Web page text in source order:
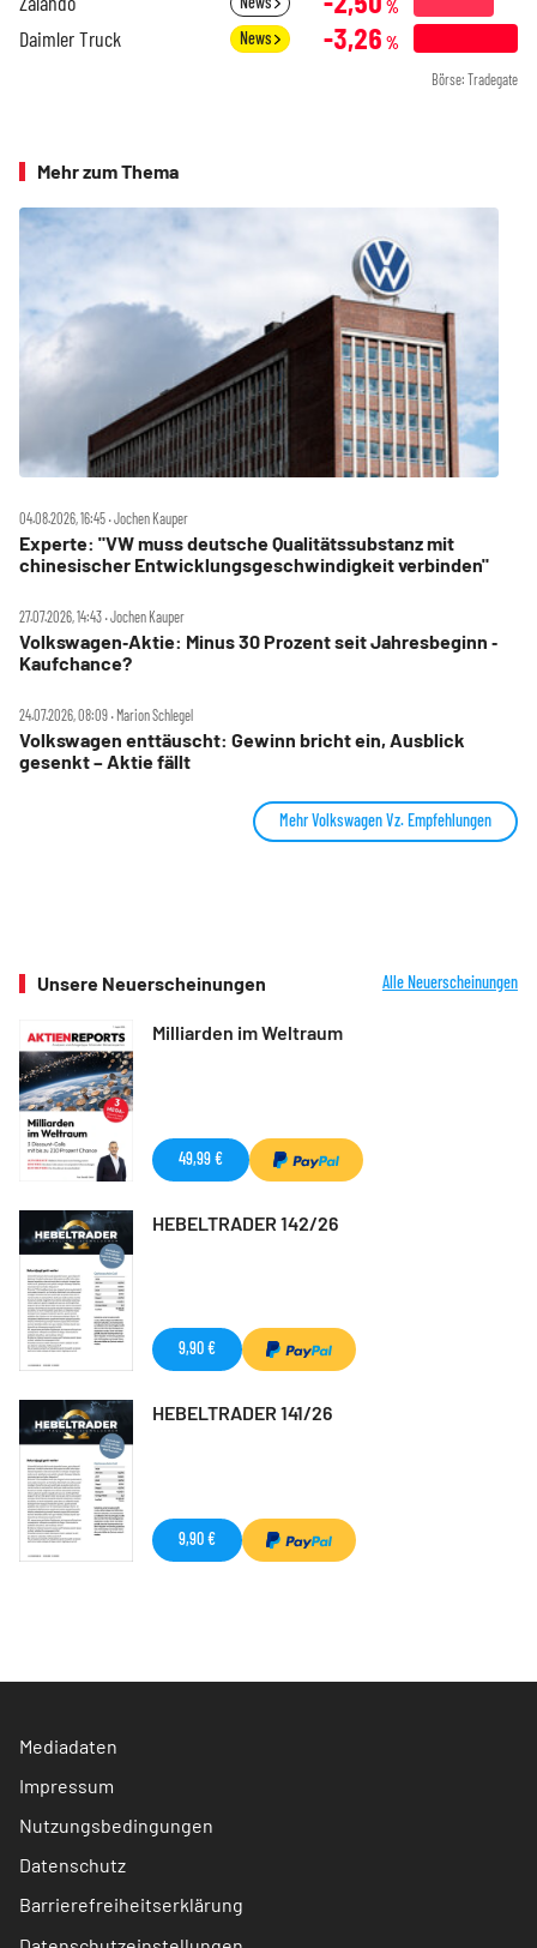
%
Daimler Truck News -3,26 %
Börse: Tradegate
Mehr zum Thema
04.08.2026, 16:45 ‧ Jochen Kauper
Experte: "VW muss deutsche Qualitätssubstanz mit
chinesischer Entwicklungsgeschwindigkeit verbinden"
27.07.2026, 14:43 ‧ Jochen Kauper
Volkswagen‑Aktie: Minus 30 Prozent seit Jahresbeginn ‑
Kaufchance?
24.07.2026, 08:09 ‧ Marion Schlegel
Volkswagen enttäuscht: Gewinn bricht ein, Ausblick
gesenkt – Aktie fällt
Mehr Volkswagen Vz. Empfehlungen
Unsere Neuerscheinungen Alle Neuerscheinungen
Milliarden im Weltraum
49,99 €
HEBELTRADER 142/26
9,90 €
HEBELTRADER 141/26
9,90 €
Mediadaten
Impressum
Nutzungsbedingungen
Datenschutz
Barrierefreiheitserklärung